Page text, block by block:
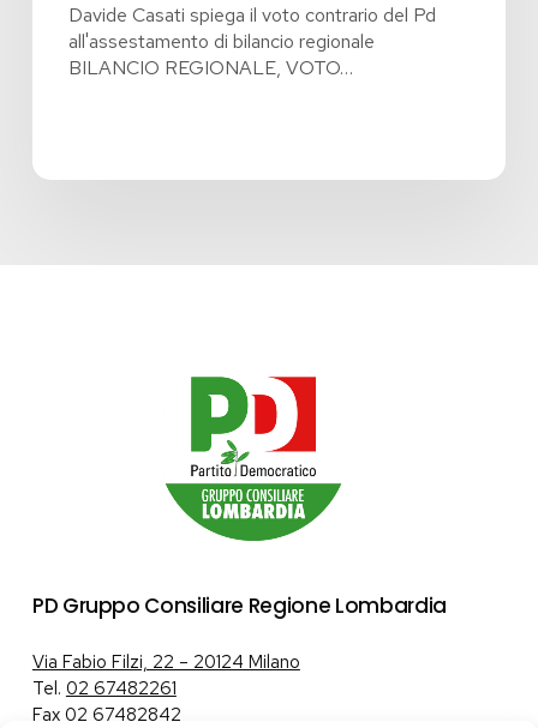
Davide Casati spiega il voto contrario del Pd
all'assestamento di bilancio regionale
BILANCIO REGIONALE, VOTO…
PD Gruppo Consiliare Regione Lombardia
Via Fabio Filzi, 22 – 20124 Milano
Tel. 02 67482261
Fax 02 67482842